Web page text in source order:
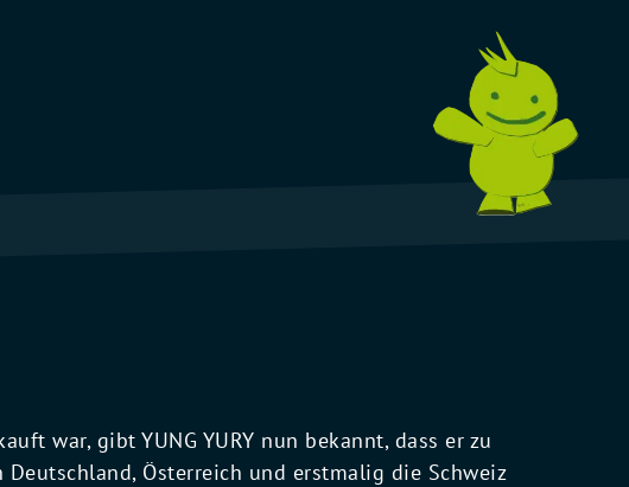
war, gibt YUNG YURY nun bekannt, dass er zu
Österreich und erstmalig die Schweiz